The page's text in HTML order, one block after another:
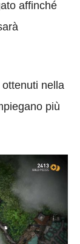
affinché
nella
più